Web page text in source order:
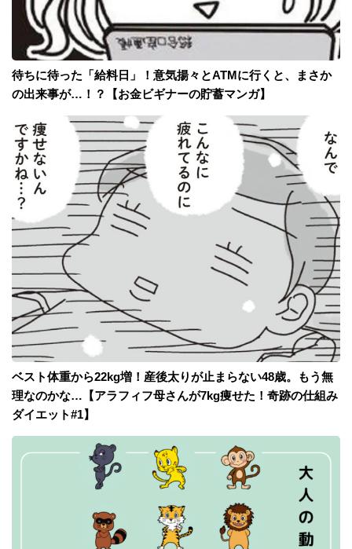
待ちに待った「給料日」！意気揚々とATMに行くと、まさか
の出来事が…！？【お金ビギナーの貯蓄マンガ】
ベスト体重から22kg増！産後太りが止まらない48歳。もう無
理なのかな…【アラフィフ母さんが7kg痩せた！奇跡の仕組み
ダイエット#1】